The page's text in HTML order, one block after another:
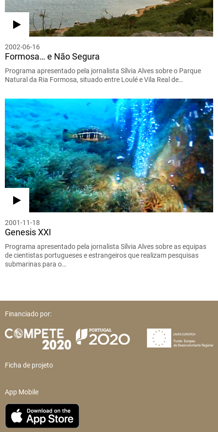
2002-06-16
Formosa… e Não Segura
Programa apresentado pela jornalista Sílvia Alves sobre o Parque
Natural da Ria Formosa, situado entre Loulé e Vila Real de…
2001-11-18
Genesis XXI
Programa apresentado pela jornalista Sílvia Alves sobre as equipas
de cientistas portugueses e estrangeiros que realizam pesquisas
submarinas para o…
Financiado por:
Ficha de projeto
App Mobile